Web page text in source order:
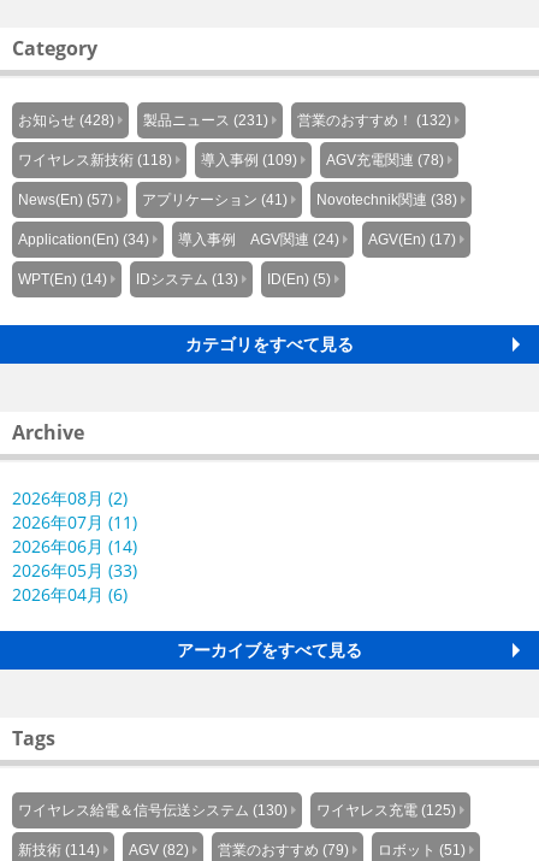
Category
お知らせ (428) 製品ニュース (231) 営業のおすすめ！ (132)
ワイヤレス新技術 (118) 導入事例 (109) AGV充電関連 (78)
News(En) (57) アプリケーション (41) Novotechnik関連 (38)
Application(En) (34) 導入事例 AGV関連 (24) AGV(En) (17)
WPT(En) (14) IDシステム (13) ID(En) (5)
カテゴリをすべて見る
Archive
2026年08月 (2)
2026年07月 (11)
2026年06月 (14)
2026年05月 (33)
2026年04月 (6)
アーカイブをすべて見る
Tags
ワイヤレス給電＆信号伝送システム (130) ワイヤレス充電 (125)
新技術 (114) AGV (82) 営業のおすすめ (79) ロボット (51)